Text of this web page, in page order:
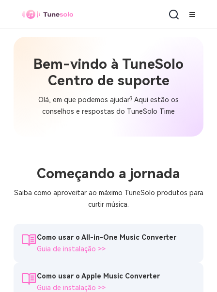
Bem-vindo à TuneSolo
Centro de suporte
Olá, em que podemos ajudar? Aqui estão os
conselhos e respostas do TuneSolo Time
Começando a jornada
Saiba como aproveitar ao máximo TuneSolo produtos para
curtir música.
Como usar o All-in-One Music Converter
Guia de instalação >>
Como usar o Apple Music Converter
Guia de instalação >>